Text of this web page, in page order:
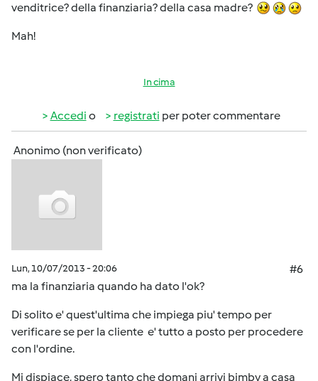
venditrice? della finanziaria? della casa madre?
Mah!
In cima
Accedi o registrati per poter commentare
Anonimo (non verificato)
Lun, 10/07/2013 - 20:06
#6
ma la finanziaria quando ha dato l'ok?
Di solito e' quest'ultima che impiega piu' tempo per
verificare se per la cliente e' tutto a posto per procedere
con l'ordine.
Mi dispiace, spero tanto che domani arrivi bimby a casa